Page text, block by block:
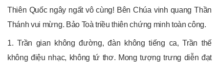
Thiên Quốc ngây ngất vô cùng! Bên Chúa vinh quang Thần
Thánh vui mừng. Bảo Toà triều thiên chứng minh toàn công.
1. Trần gian không đường, đàn không tiếng ca, Trần thế
không điệu nhạc, không tứ thơ. Mong tượng trưng diễn đạt